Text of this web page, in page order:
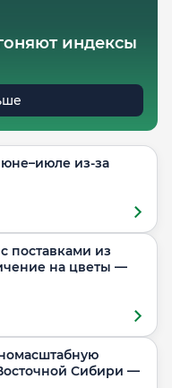
индексы
из-за
поставками из
на цветы —
Сибири —